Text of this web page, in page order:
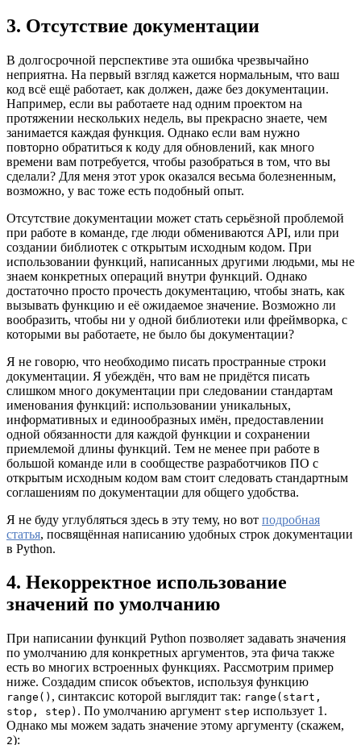
3. Отсутствие документации
В долгосрочной перспективе эта ошибка чрезвычайно
неприятна. На первый взгляд кажется нормальным, что ваш
код всё ещё работает, как должен, даже без документации.
Например, если вы работаете над одним проектом на
протяжении нескольких недель, вы прекрасно знаете, чем
занимается каждая функция. Однако если вам нужно
повторно обратиться к коду для обновлений, как много
времени вам потребуется, чтобы разобраться в том, что вы
сделали? Для меня этот урок оказался весьма болезненным,
возможно, у вас тоже есть подобный опыт.
Отсутствие документации может стать серьёзной проблемой
при работе в команде, где люди обмениваются API, или при
создании библиотек с открытым исходным кодом. При
использовании функций, написанных другими людьми, мы не
знаем конкретных операций внутри функций. Однако
достаточно просто прочесть документацию, чтобы знать, как
вызывать функцию и её ожидаемое значение. Возможно ли
вообразить, чтобы ни у одной библиотеки или фреймворка, с
которыми вы работаете, не было бы документации?
Я не говорю, что необходимо писать пространные строки
документации. Я убеждён, что вам не придётся писать
слишком много документации при следовании стандартам
именования функций: использовании уникальных,
информативных и единообразных имён, предоставлении
одной обязанности для каждой функции и сохранении
приемлемой длины функций. Тем не менее при работе в
большой команде или в сообществе разработчиков ПО с
открытым исходным кодом вам стоит следовать стандартным
соглашениям по документации для общего удобства.
Я не буду углубляться здесь в эту тему, но вот подробная
статья, посвящённая написанию удобных строк документации
в Python.
4. Некорректное использование
значений по умолчанию
При написании функций Python позволяет задавать значения
по умолчанию для конкретных аргументов, эта фича также
есть во многих встроенных функциях. Рассмотрим пример
ниже. Создадим список объектов, используя функцию
range() , синтаксис которой выглядит так: range(start,
stop, step) . По умолчанию аргумент step использует 1.
Однако мы можем задать значение этому аргументу (скажем,
2):